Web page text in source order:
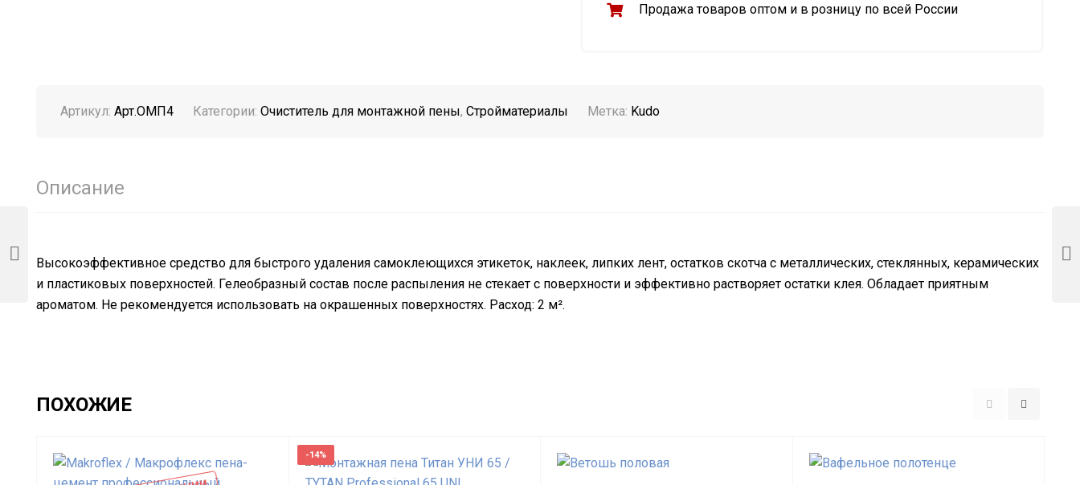
Продажа товаров оптом и в розницу по всей России
Артикул: Арт.ОМП4 Категории: Очиститель для монтажной пены, Стройматериалы Метка: Kudo
Описание
Высокоэффективное средство для быстрого удаления самоклеющихся этикеток, наклеек, липких лент, остатков скотча с металлических, стеклянных, керамических
и пластиковых поверхностей. Гелеобразный состав после распыления не стекает с поверхности и эффективно растворяет остатки клея. Обладает приятным
ароматом. Не рекомендуется использовать на окрашенных поверхностях. Расход: 2 м².
ПОХОЖИЕ
-14%